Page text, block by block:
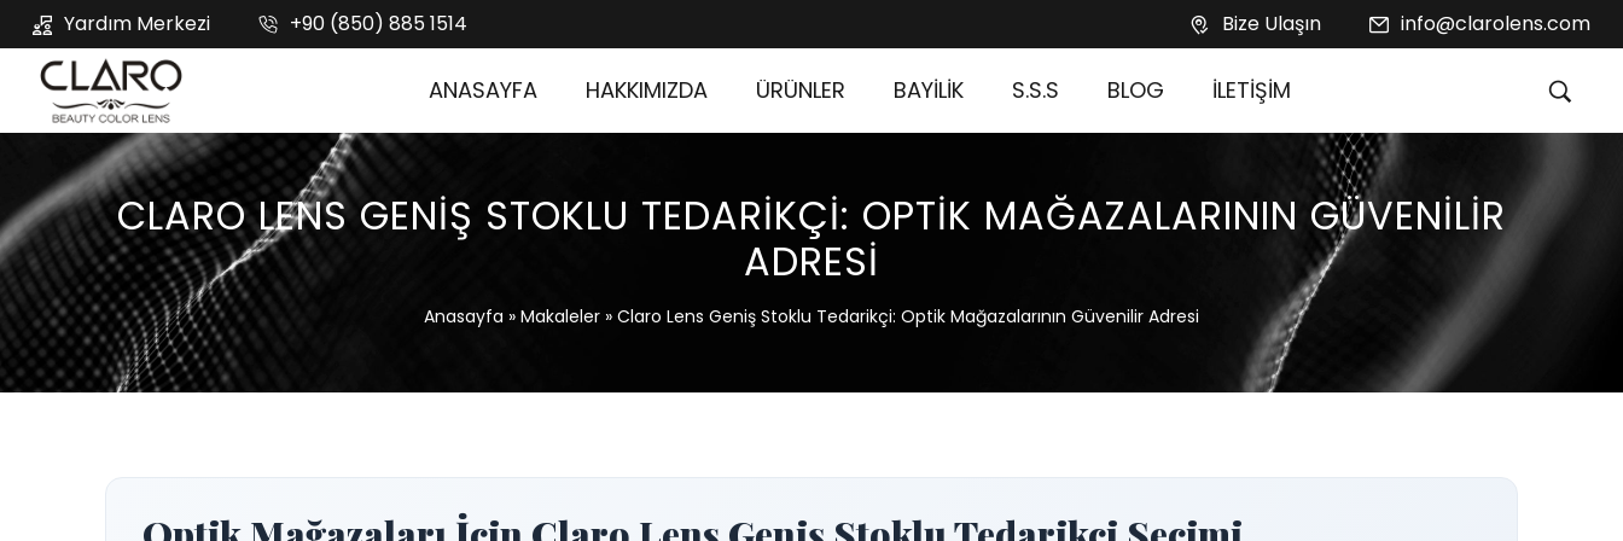
Yardım Merkezi +90 (850) 885 1514 Bize Ulaşın info@clarolens.com
ANASAYFA HAKKIMIZDA ÜRÜNLER BAYİLİK S.S.S BLOG İLETİŞİM
CLARO LENS GENIŞ STOKLU TEDARIKÇI: OPTIK MAĞAZALARININ GÜVENILIR
ADRESI
Anasayfa » Makaleler » Claro Lens Geniş Stoklu Tedarikçi: Optik Mağazalarının Güvenilir Adresi